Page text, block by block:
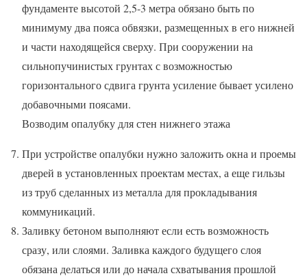
фундаменте высотой 2,5-3 метра обязано быть по
минимуму два пояса обвязки, размещенных в его нижней
и части находящейся сверху. При сооружении на
сильнопучинистых грунтах с возможностью
горизонтального сдвига грунта усиление бывает усилено
добавочными поясами.
Возводим опалубку для стен нижнего этажа
При устройстве опалубки нужно заложить окна и проемы
дверей в установленных проектам местах, а еще гильзы
из труб сделанных из металла для прокладывания
коммуникаций.
Заливку бетоном выполняют если есть возможность
сразу, или слоями. Заливка каждого будущего слоя
обязана делаться или до начала схватывания прошлой